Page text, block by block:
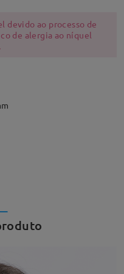
devido ao processo de
de alergia ao níquel